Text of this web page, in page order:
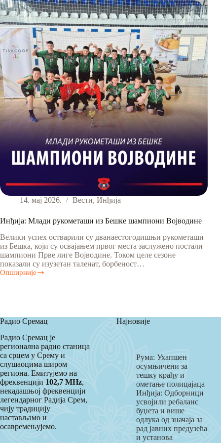
14. мај 2026. Вести, Инђија
Инђија: Млади рукометаши из Бешке шампиони Војводине
Велики успех остварили су дванаестогодишњи рукометаши
из Бешка, који су освајањем првог места заслужено постали
шампиони Прве лиге Војводине. Током целе сезоне
показали су изузетан таленат, борбеност…
Опширније
Инђија:
рукометаши
шампиони
Војводине
Радио Сремац
Радио Сремац је
регионална радио станица
са срцем у Срему и
слушаоцима широм
региона. Емитујемо на
фреквенцији 102,7 MHz,
некадашњој фреквенцији
легендарног Радија Срем,
чију традицију
настављамо и
осавремењујемо.
Најновије
Рума: Ухапшен
осумњичени за
тешку крађу и
ометање полицајаца
Инђија: Одборници
усвојили ребаланс
буџета и више
одлука од значаја за
рад јавних предузећа
и установа